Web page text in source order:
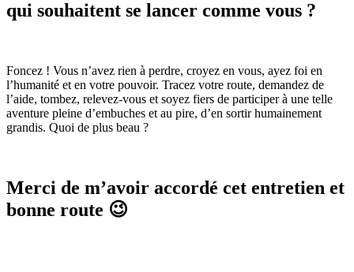
qui souhaitent se lancer comme vous ?
Foncez ! Vous n’avez rien à perdre, croyez en vous, ayez foi en
l’humanité et en votre pouvoir. Tracez votre route, demandez de
l’aide, tombez, relevez-vous et soyez fiers de participer à une telle
aventure pleine d’embuches et au pire, d’en sortir humainement
grandis. Quoi de plus beau ?
Merci de m’avoir accordé cet entretien et
bonne route 😉